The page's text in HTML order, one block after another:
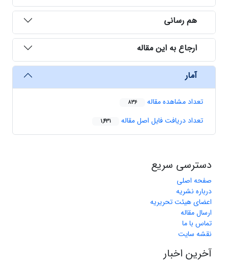
هم رسانی
ارجاع به این مقاله
آمار
تعداد مشاهده مقاله 836
تعداد دریافت فایل اصل مقاله 1,431
دسترسی سریع
صفحه اصلی
درباره نشریه
اعضای هیئت تحریریه
ارسال مقاله
تماس با ما
نقشه سایت
آخرین اخبار